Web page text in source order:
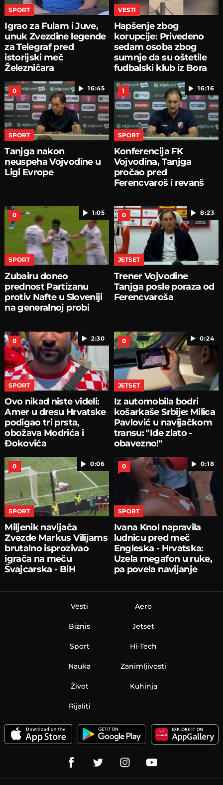
SPORT
Igrao za Fulam i Juve,
unuk Zvezdine legende
za Telegraf pred
istorijski meč
Železničara
VESTI
Hapšenje zbog
korupcije: Privedeno
sedam osoba zbog
sumnje da su oštetile
fudbalski klub iz Bora
16:45
0
SPORT
Tanjga nakon
neuspeha Vojvodine u
Ligi Evrope
16:16
1
SPORT
Konferencija FK
Vojvodina, Tanjga
pročao pred
Ferencvaroš i revanš
1:05
0
SPORT
Zubairu doneo
prednost Partizanu
protiv Nafte u Sloveniji
na generalnoj probi
8:23
0
JETSET
Trener Vojvodine
Tanjga posle poraza od
Ferencvaroša
2:30
0
SPORT
Ovo nikad niste videli:
Amer u dresu Hrvatske
podigao tri prsta,
obožava Modrića i
Đokovića
0:24
0
JETSET
Iz automobila bodri
košarkaše Srbije: Milica
Pavlović u navijačkom
transu: "Ide zlato -
obavezno!"
0:06
0
SPORT
Miljenik navijača
Zvezde Markus Vilijams
brutalno isprozivao
igrača na meču
Švajcarska - BiH
0:18
0
SPORT
Ivana Knol napravila
ludnicu pred meč
Engleska - Hrvatska:
Uzela megafon u ruke,
pa povela navijanje
Vesti
Biznis
Sport
Nauka
Aero
Jetset
Hi-Tech
Zanimljivosti
Život Kuhinja
Rijaliti